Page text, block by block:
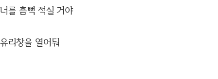
너를 흠뻑 적실 거야
유리창을 열어둬